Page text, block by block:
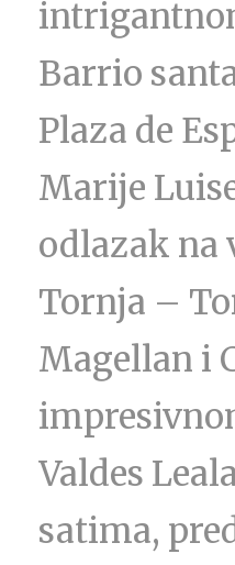
Barrio
Plaza de
Marije
odlazak na
Tornja –
Magellan i
Valdes
satima,